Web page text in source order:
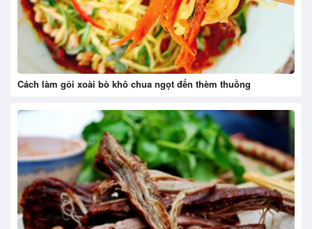
Cách làm gỏi xoài bò khô chua ngọt đến thèm thuồng